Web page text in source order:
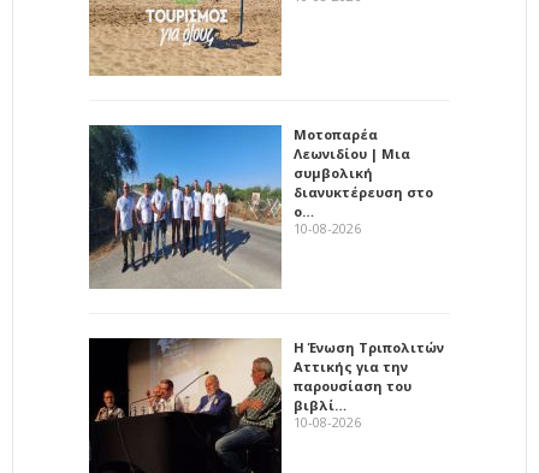
Μοτοπαρέα
Λεωνιδίου | Μια
συμβολική
διανυκτέρευση στο
ο…
10-08-2026
Η Ένωση Τριπολιτών
Αττικής για την
παρουσίαση του
βιβλί…
10-08-2026